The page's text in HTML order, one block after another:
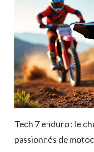
Tech 7 enduro : le
passionnés de